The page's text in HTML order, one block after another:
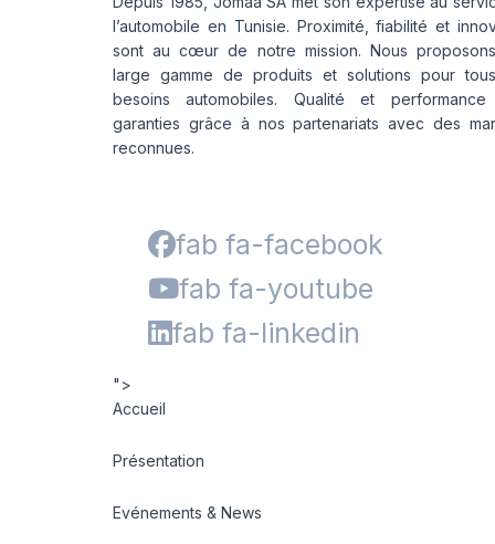
l’automobile en Tunisie. Proximité, fiabilité et
sont au cœur de notre mission. Nous
large gamme de produits et solutions pour
besoins automobiles. Qualité et performance
garanties grâce à nos partenariats avec des
reconnues.
fab fa-facebook
fab fa-youtube
fab fa-linkedin
">
Accueil
Présentation
Evénements & News